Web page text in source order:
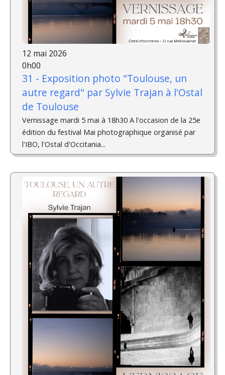
12 mai 2026
0h00
31 - Exposition photo "Toulouse, un
autre regard" par Sylvie Trajan à l'Ostal
de Toulouse
Vernissage mardi 5 mai à 18h30 A l'occasion de la 25e
édition du festival Mai photographique organisé par
l'IBO, l'Ostal d'Occitania...